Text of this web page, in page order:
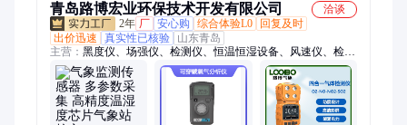
青岛路博宏业环保技术开发有限公司
洽谈
2年 厂 安心购 综合体验L0
回复及时
出价迅速
真实性已核验
山东青岛
主营： 黑度仪、场强仪、检测仪、恒温恒湿设备、风速仪、检测
箱、外置泵、电磁兼容、自动采样器、流速监测仪、紫外辐照
仪、水质监测仪、黑烟识别器、黑球指数仪、水质采样器、水质
速测箱、风速测量仪、甲醛测试仪、明渠流量计、孔口流量计、
微电脑控制器、电磁场测量仪、微生物采样器、手持式抓拍仪、